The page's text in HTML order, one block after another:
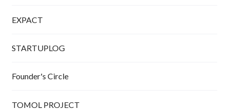
EXPACT
STARTUPLOG
Founder's Circle
TOMOL PROJECT